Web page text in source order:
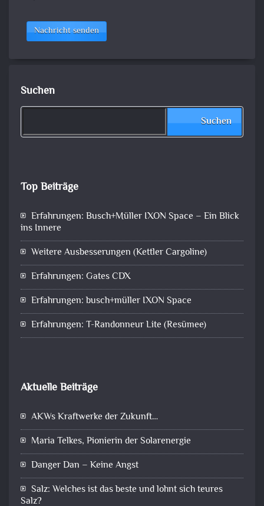
Nachricht senden
Suchen
Suchen
Top Beiträge
Erfahrungen: Busch+Müller IXON Space – Ein Blick
ins Innere
Weitere Ausbesserungen (Kettler Cargoline)
Erfahrungen: Gates CDX
Erfahrungen: busch+müller IXON Space
Erfahrungen: T-Randonneur Lite (Resümee)
Aktuelle Beiträge
AKWs Kraftwerke der Zukunft…
Maria Telkes, Pionierin der Solarenergie
Danger Dan – Keine Angst
Salz: Welches ist das beste und lohnt sich teures
Salz?